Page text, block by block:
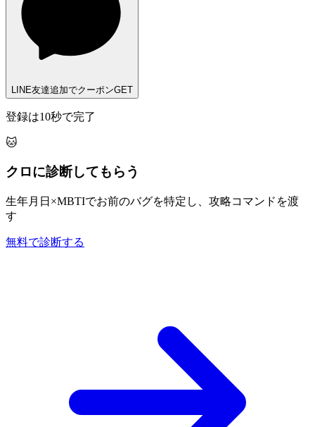
LINE友達追加でクーポンGET
登録は10秒で完了
🐱
クロに診断してもらう
生年月日×MBTIでお前のバグを特定し、攻略コマンドを渡
す
無料で診断する